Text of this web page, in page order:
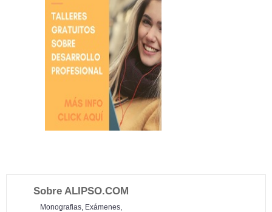
Sobre ALIPSO.COM
Monografias, Exámenes,